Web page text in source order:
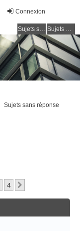
Connexion
Sujets sans réponse Sujets actifs
Sujets sans réponse
4